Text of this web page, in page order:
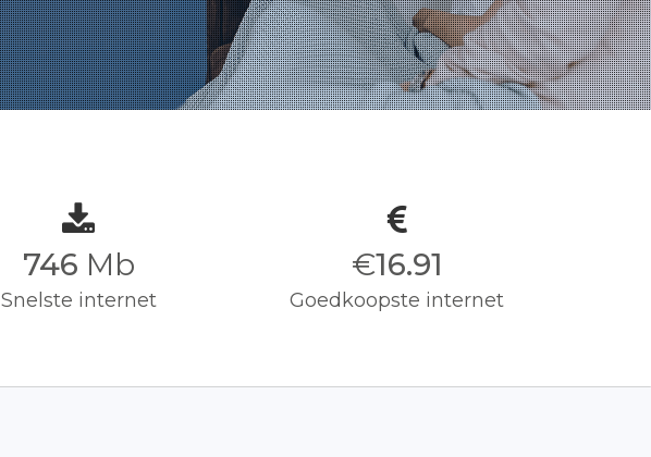
750 Mb
Snelste internet
€17.00
Goedkoopste internet